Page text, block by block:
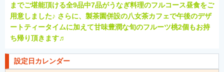
までご堪能頂ける全9品中7品がうなぎ料理のフルコース昼食をご
用意しました♪ さらに、製茶園併設の八女茶カフェで午後のデザ
ートティータイムに加えて甘味豊潤な旬のフルーツ桃2個もお持
ち帰り頂きます♬
設定日カレンダー